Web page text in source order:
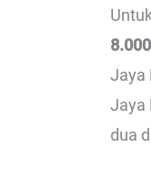
Jaya
Jaya
dua